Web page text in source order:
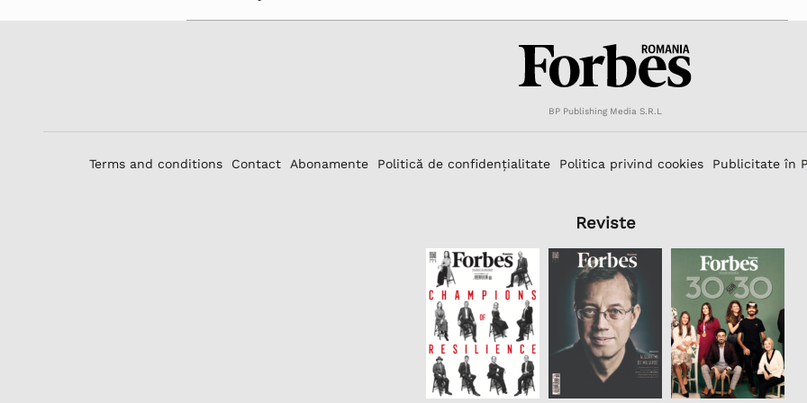
BP Publishing Media S.R.L
Terms and conditions Contact Abonamente Politică de confidențialitate Politica privind cookies Publicitate în
Reviste